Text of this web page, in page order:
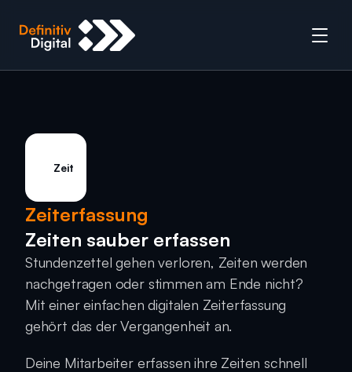
Zeit
Zeiterfassung
Zeiten sauber erfassen
Stundenzettel gehen verloren, Zeiten werden
nachgetragen oder stimmen am Ende nicht?
Mit einer einfachen digitalen Zeiterfassung
gehört das der Vergangenheit an.
Deine Mitarbeiter erfassen ihre Zeiten schnell